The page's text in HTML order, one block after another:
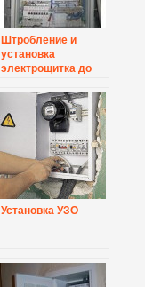
Штробление и
установка
электрощитка до
Установка УЗО